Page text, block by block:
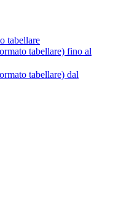
tabellare
tabellare) fino al
tabellare) dal